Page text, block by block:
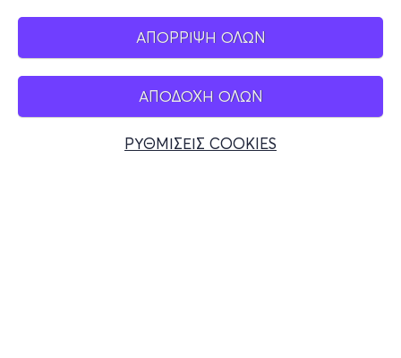
ΑΠΟΡΡΙΨΗ ΟΛΩΝ
ΑΠΟΔΟΧΗ ΟΛΩΝ
ΡΥΘΜΙΣΕΙΣ COOKIES
Mobile app